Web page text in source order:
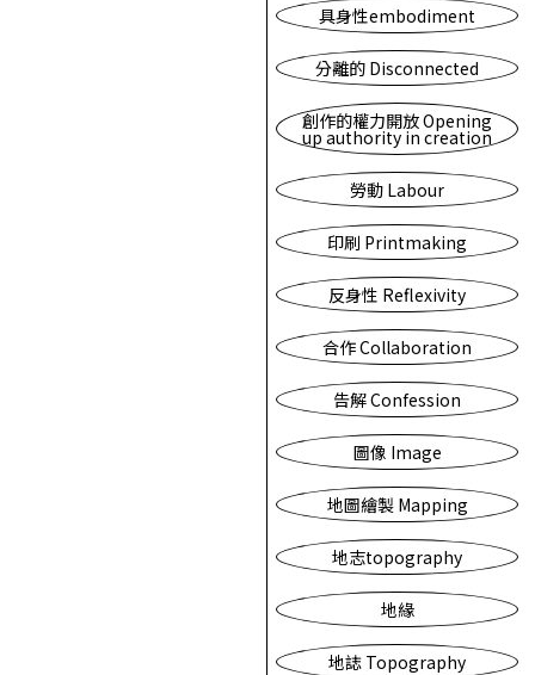
具身性embodiment
分離的 Disconnected
創作的權力開放 Opening
up authority in creation
勞動 Labour
印刷 Printmaking
反身性 Reflexivity
合作 Collaboration
告解 Confession
圖像 Image
地圖繪製 Mapping
地志topography
地緣
地誌 Topography